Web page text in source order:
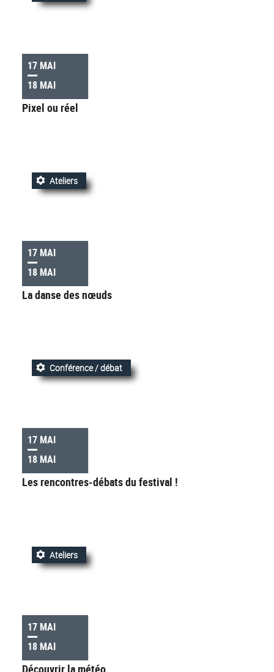
17 MAI
18 MAI
Pixel ou réel
17 MAI
18 MAI
Ateliers
La danse des nœuds
17 MAI
18 MAI
Conférence / débat
Les rencontres-débats du festival !
17 MAI
18 MAI
Ateliers